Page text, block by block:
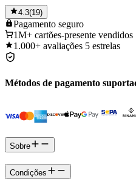
4.3(19)
Pagamento seguro
1M+ cartões-presente vendidos
1.000+ avaliações 5 estrelas
Métodos de pagamento
Sobre
Condições